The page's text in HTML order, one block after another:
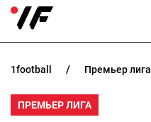
НОВОСТИ
ПРОГНОЗЫ
1football премьер лига
ПРЕМЬЕР ЛИГА